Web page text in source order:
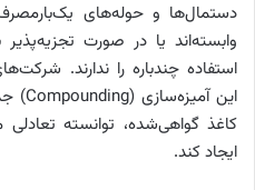
دستمال‌ها و حوله‌های
وابسته‌اند یا در صورت
استفاده چندباره را ندارند.
کاغذ گواهی‌شده، توانسته تعادلی
ایجاد کند.